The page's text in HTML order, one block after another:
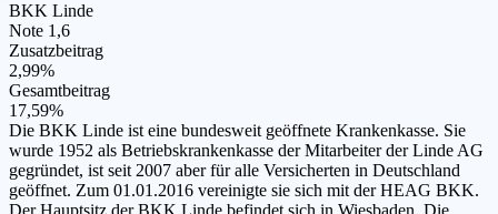
BKK Linde
Note 1,6
Zusatzbeitrag
2,99%
Gesamtbeitrag
17,59%
Die BKK Linde ist eine bundesweit geöffnete Krankenkasse. Sie
wurde 1952 als Betriebskrankenkasse der Mitarbeiter der Linde AG
gegründet, ist seit 2007 aber für alle Versicherten in Deutschland
geöffnet. Zum 01.01.2016 vereinigte sie sich mit der HEAG BKK.
Der Hauptsitz der BKK Linde befindet sich in Wiesbaden. Die